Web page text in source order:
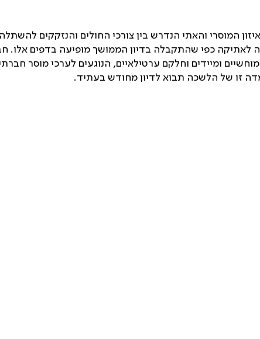
המוסרי והאתי הנדרש בין צורכי החולים והנזקקים
כפי שהתקבלה בדיון הממושך מופיעה בדפים אלו.
ומיידים וחלקם ערטילאיים, הנוגעים לערכי מוסר
זו של הלשכה תבוא לדיון מחודש בעתיד.